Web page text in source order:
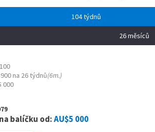
104 týdnů
26 měsíců
na 26 týdnů(6m.)
000
balíčku od:AU$5 000